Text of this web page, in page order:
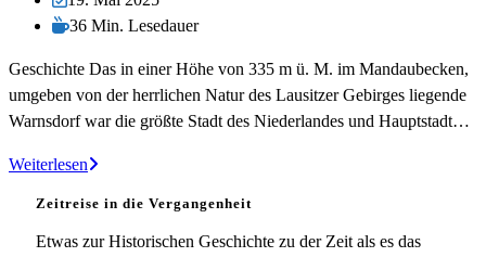
zuletzt
am:
Lesedauer:
36 Min. Lesedauer
Geschichte Das in einer Höhe von 335 m ü. M. im Mandaubecken,
umgeben von der herrlichen Natur des Lausitzer Gebirges liegende
Warnsdorf war die größte Stadt des Niederlandes und Hauptstadt…
WeiterlesenWarnsdorf
Zeitreise in die Vergangenheit
Etwas zur Historischen Geschichte zu der Zeit als es das